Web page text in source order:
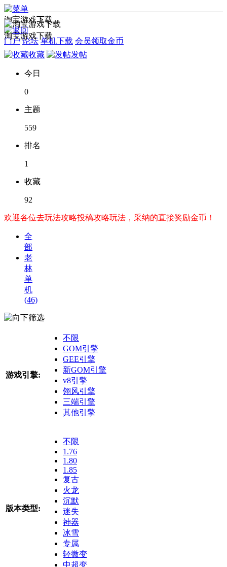
淘宝游戏下载
门户 论坛 单机下载 会员领取金币
淘宝游戏下载
收藏 发帖
今日
0
主题
559
排名
1
收藏
92
欢迎各位去玩法攻略投稿攻略玩法，采纳的直接奖励金币！
全
部
老
林
单
机
(46)
筛选
游戏引擎:
不限
GOM引擎
GEE引擎
新GOM引擎
v8引擎
翎风引擎
三端引擎
其他引擎
版本类型:
不限
1.76
1.80
1.85
复古
火龙
沉默
迷失
神器
冰雪
专属
轻微变
中超变